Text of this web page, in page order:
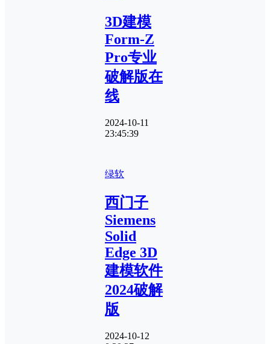
3D建模
Form-Z
Pro专业
破解版在
线
2024-10-11
23:45:39
绿软
西门子
Siemens
Solid
Edge 3D
建模软件
2024破解
版
2024-10-12